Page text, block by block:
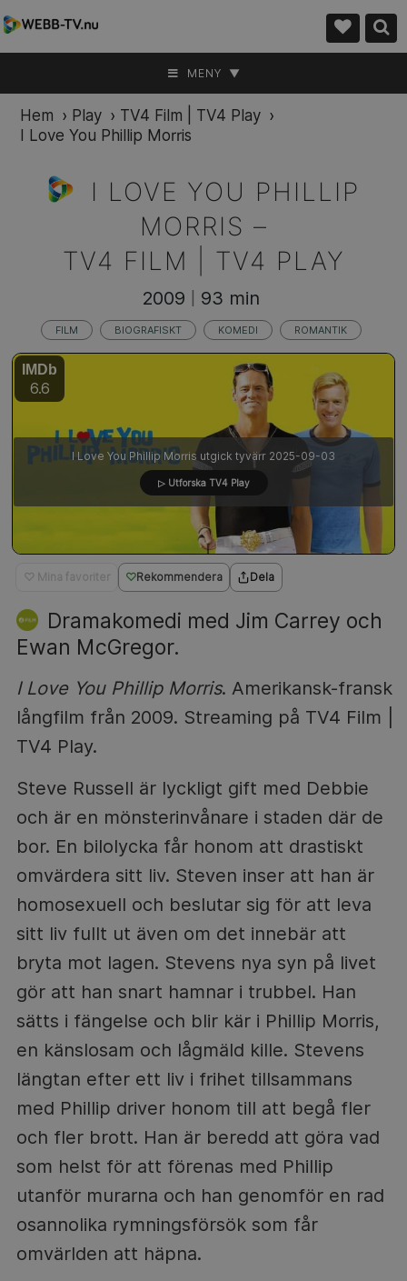
MENY ▼
Hem › Play › TV4 Film | TV4 Play ›
I Love You Phillip Morris
I LOVE YOU PHILLIP
MORRIS –
TV4 FILM | TV4 PLAY
♡ Mina favoriter Rekommendera Dela
Dramakomedi med Jim Carrey och
Ewan McGregor.
I Love You Phillip Morris. Amerikansk-fransk
långfilm från 2009. Streaming på TV4 Film |
TV4 Play.
Steve Russell är lyckligt gift med Debbie
och är en mönsterinvånare i staden där de
bor. En bilolycka får honom att drastiskt
omvärdera sitt liv. Steven inser att han är
homosexuell och beslutar sig för att leva
sitt liv fullt ut även om det innebär att
bryta mot lagen. Stevens nya syn på livet
gör att han snart hamnar i trubbel. Han
sätts i fängelse och blir kär i Phillip Morris,
en känslosam och lågmäld kille. Stevens
längtan efter ett liv i frihet tillsammans
med Phillip driver honom till att begå fler
och fler brott. Han är beredd att göra vad
som helst för att förenas med Phillip
utanför murarna och han genomför en rad
osannolika rymningsförsök som får
omvärlden att häpna.
I Love You Phillip Morris utgick tyvärr 2025-09-03
▷ Utforska TV4 Play
2009 93 min
FILM BIOGRAFISKT KOMEDI ROMANTIK
IMDb
6.6